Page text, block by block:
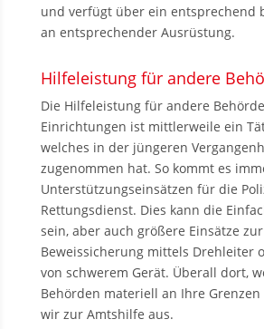
und verfügt über ein entsprechend
an entsprechender Ausrüstung.
Hilfeleistung für andere
Die Hilfeleistung für andere
Einrichtungen ist mittlerweile ein
welches in der jüngeren
zugenommen hat. So kommt es
Unterstützungseinsätzen für die
Rettungsdienst. Dies kann die
sein, aber auch größere Einsätze zur
Beweissicherung mittels Drehleiter
von schwerem Gerät. Überall dort,
Behörden materiell an Ihre Grenzen
wir zur Amtshilfe aus.